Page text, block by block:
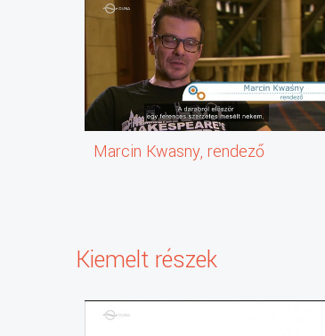
Marcin Kwasny, rendező
Kiemelt részek